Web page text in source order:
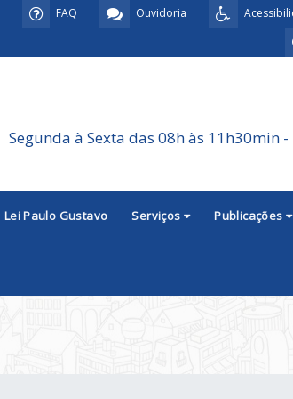
Ouvidoria
FAQ
Segunda à Sexta das 08h às 11h30min
Lei Paulo Gustavo Serviços Publicações